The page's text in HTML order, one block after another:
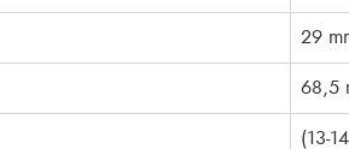
29
68,5
(13-